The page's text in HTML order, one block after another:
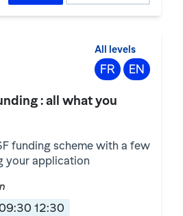
All levels
FR EN
: all what you
funding scheme with a few
your application
12:30